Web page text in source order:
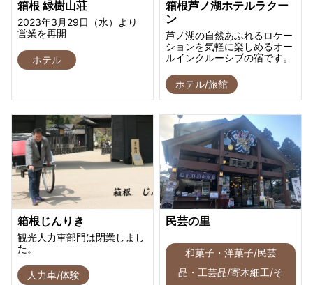
箱根 緑樹山荘
2023年3月29日（水）より
営業を再開
ホテル
箱根芦ノ湖ホテルラクー
ン
芦ノ湖の自然あふれるロケー
ションを気軽に楽しめるオー
ルインクルーシブの宿です。
ホテル/旅館
箱根じんりき
観光人力車部門は閉業しまし
た。
人力車/体験
民芸の里
和菓子・洋菓子/民芸
品・工芸品/寄木細工/そ